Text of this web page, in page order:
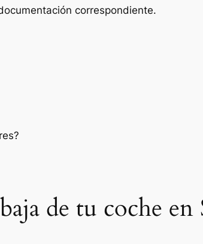
correspondiente.
de tu coche en